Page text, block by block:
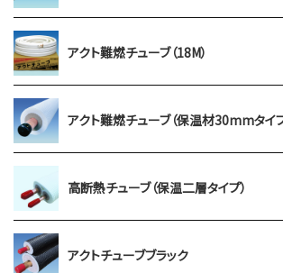
アクト難燃チューブ（18M）
アクト難燃チューブ（保温材30mmタイプ
高断熱チューブ（保温二層タイプ）
アクトチューブブラック